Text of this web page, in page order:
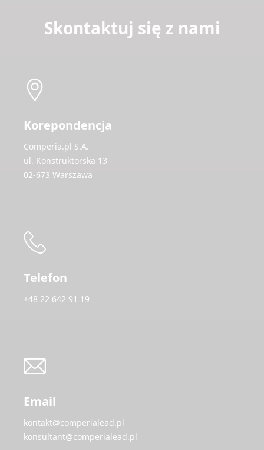
Skontaktuj się z nami
Korepondencja
Comperia.pl S.A.
ul. Konstruktorska 13
02-673 Warszawa
Telefon
+48 22 642 91 19
Email
kontakt@comperialead.pl
konsultant@comperialead.pl